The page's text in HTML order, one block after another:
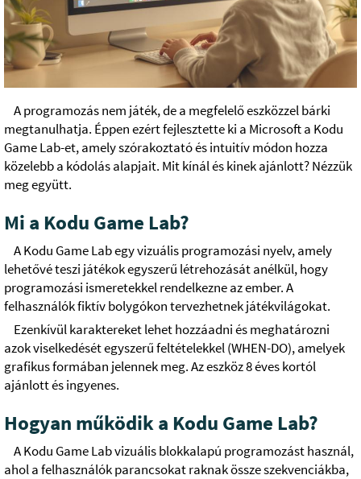
A programozás nem játék, de a megfelelő eszközzel bárki
megtanulhatja. Éppen ezért fejlesztette ki a Microsoft a Kodu
Game Lab-et, amely szórakoztató és intuitív módon hozza
közelebb a kódolás alapjait. Mit kínál és kinek ajánlott? Nézzük
meg együtt.
Mi a Kodu Game Lab?
A Kodu Game Lab egy vizuális programozási nyelv, amely
lehetővé teszi játékok egyszerű létrehozását anélkül, hogy
programozási ismeretekkel rendelkezne az ember. A
felhasználók fiktív bolygókon tervezhetnek játékvilágokat.
Ezenkívül karaktereket lehet hozzáadni és meghatározni
azok viselkedését egyszerű feltételekkel (WHEN-DO), amelyek
grafikus formában jelennek meg. Az eszköz 8 éves kortól
ajánlott és ingyenes.
Hogyan működik a Kodu Game Lab?
A Kodu Game Lab vizuális blokkalapú programozást használ,
ahol a felhasználók parancsokat raknak össze szekvenciákba,